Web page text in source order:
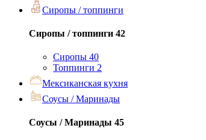
Сиропы / топпинги
Сиропы / топпинги 42
Сиропы 40
Топпинги 2
Мексиканская кухня
Соусы / Маринады
Соусы / Маринады 45